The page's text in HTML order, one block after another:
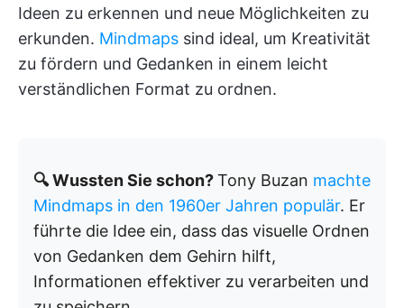
Ideen zu erkennen und neue Möglichkeiten zu
erkunden. Mindmaps sind ideal, um Kreativität
zu fördern und Gedanken in einem leicht
verständlichen Format zu ordnen.
🔍 Wussten Sie schon?Tony Buzan machte
Mindmaps in den 1960er Jahren populär. Er
führte die Idee ein, dass das visuelle Ordnen
von Gedanken dem Gehirn hilft,
Informationen effektiver zu verarbeiten und